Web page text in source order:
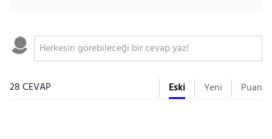
28 CEVAP Eski Yeni Puan